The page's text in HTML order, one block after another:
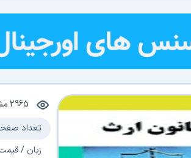
2965
تعداد
زبان /